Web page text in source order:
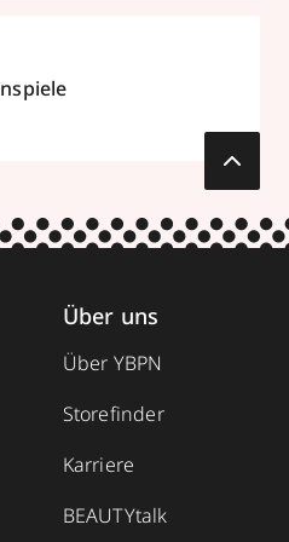
Über uns
Über YBPN
Storefinder
Karriere
BEAUTYtalk